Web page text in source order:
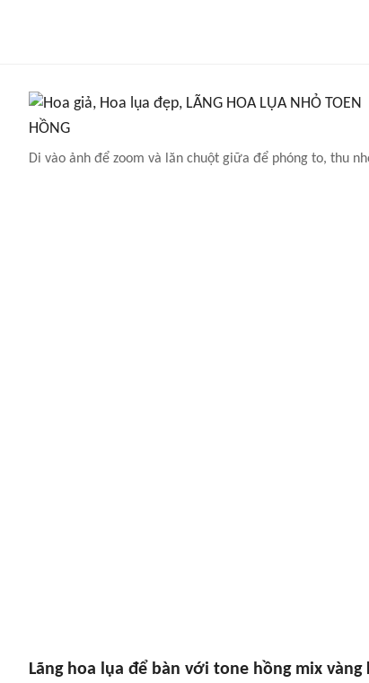
Di vào ảnh để zoom và lăn chuột giữa để phóng to, thu
Lãng hoa lụa để bàn với tone hồng mix